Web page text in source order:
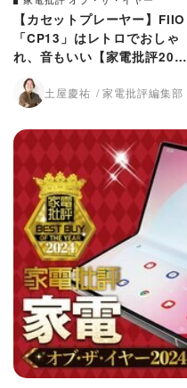
【カセットプレーヤー】FIIO
「CP13」はレトロでおしゃ
れ、音もいい【家電批評2024
年ベストバイ】
土屋慶祐 家電批評編集部